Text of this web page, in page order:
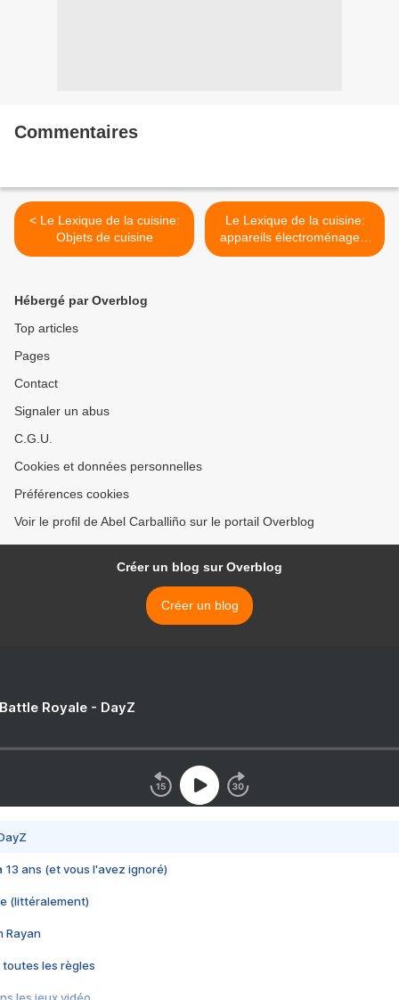
Commentaires
< Le Lexique de la cuisine:
Objets de cuisine
Le Lexique de la cuisine:
appareils électroménagers
>
Hébergé par Overblog
Top articles
Pages
Contact
Signaler un abus
C.G.U.
Cookies et données personnelles
Préférences cookies
Voir le profil de Abel Carballiño sur le portail Overblog
Créer un blog sur Overblog
Créer un blog
Royale - DayZ
13 ans (et vous l'avez ignoré)
(littéralement)
Rayan
toutes les règles